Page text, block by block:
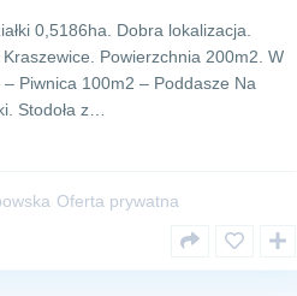
0,5186ha. Dobra lokalizacja.
Powierzchnia 200m2. W
Piwnica 100m2 – Poddasze Na
Stodoła z…
Oferta prywatna